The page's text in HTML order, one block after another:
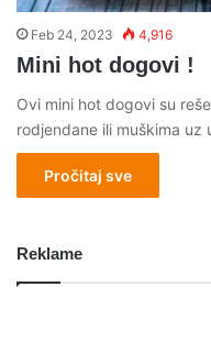
Feb 24, 2023 4,916
Mini hot dogovi !
Ovi mini hot dogovi su
rodjendane ili muškima
Pročitaj sve
Reklame